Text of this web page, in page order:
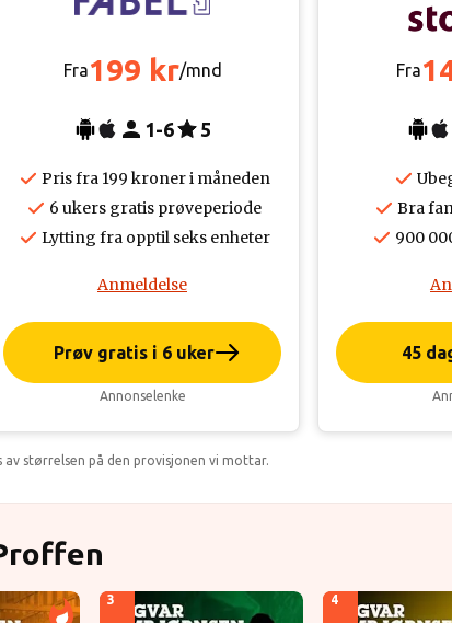
Fra199 kr/mnd
1-6 5
Pris fra 199 kroner i måneden
6 ukers gratis prøveperiode
Lytting fra opptil seks enheter
Anmeldelse
Prøv gratis i 6 uker
Annonselenke
Fra
Bra
900
45
størrelsen på den provisjonen vi mottar.
3 4